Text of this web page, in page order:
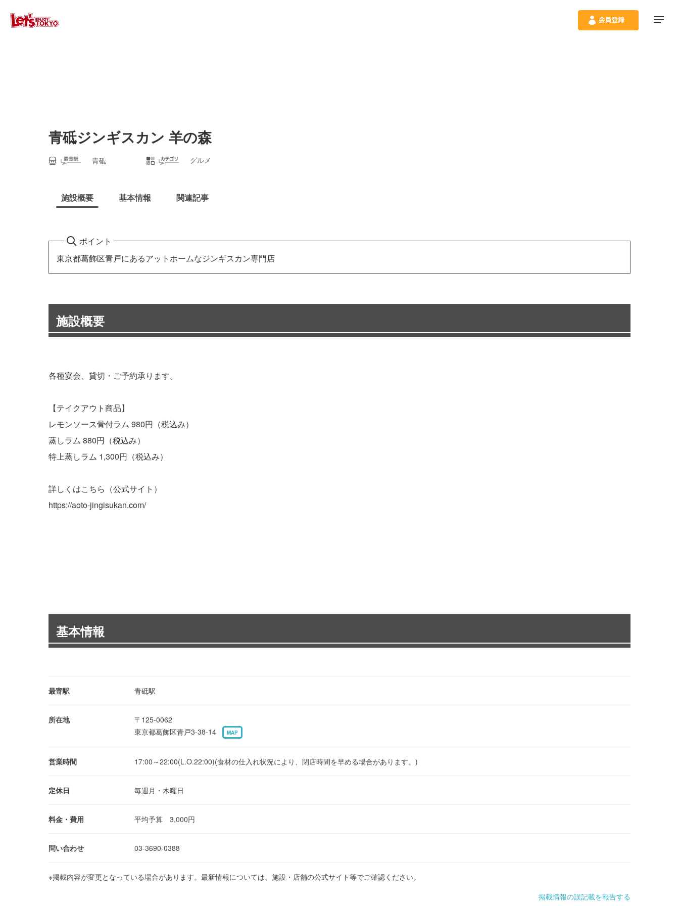
青砥ジンギスカン 羊の森
青砥 グルメ
施設概要 基本情報 関連記事
ポイント
東京都葛飾区青戸にあるアットホームなジンギスカン専門店
施設概要
各種宴会、貸切・ご予約承ります。
【テイクアウト商品】
レモンソース骨付ラム 980円（税込み）
蒸しラム 880円（税込み）
特上蒸しラム 1,300円（税込み）
詳しくはこちら（公式サイト）
https://aoto-jingisukan.com/
基本情報
最寄駅 青砥駅
所在地
〒125-0062
東京都葛飾区青戸3-38-14
MAP
営業時間 17:00～22:00(L.O.22:00)(食材の仕入れ状況により、閉店時間を早める場合があります。)
定休日 毎週月・木曜日
料金・費用 平均予算 3,000円
問い合わせ 03-3690-0388
※掲載内容が変更となっている場合があります。最新情報については、施設・店舗の公式サイト等でご確認ください。
掲載情報の誤記載を報告する